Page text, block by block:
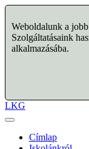
Weboldalunk a
Szolgáltatásaink
alkalmazásába.
LKG
Címlap